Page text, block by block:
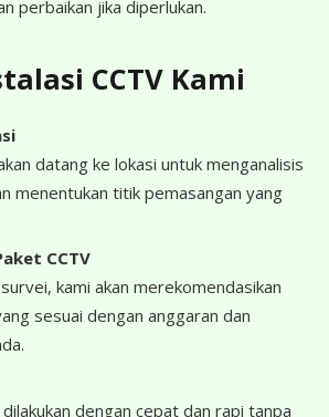
perbaikan jika diperlukan.
CCTV Kami
datang ke lokasi untuk menganalisis
menentukan titik pemasangan yang
CCTV
kami akan merekomendasikan
sesuai dengan anggaran dan
dengan cepat dan rapi tanpa